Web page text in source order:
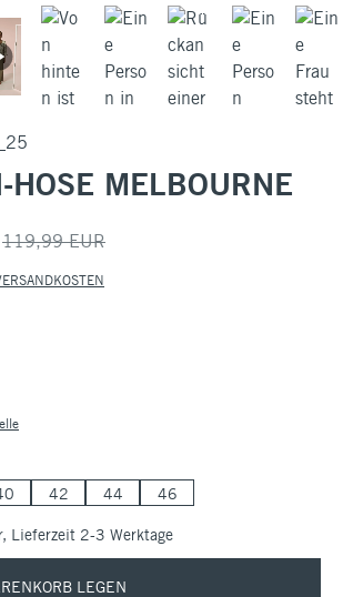
HOSE MELBOURNE
119,99 EUR
42 44 46
Lieferzeit 2-3 Werktage
LEGEN